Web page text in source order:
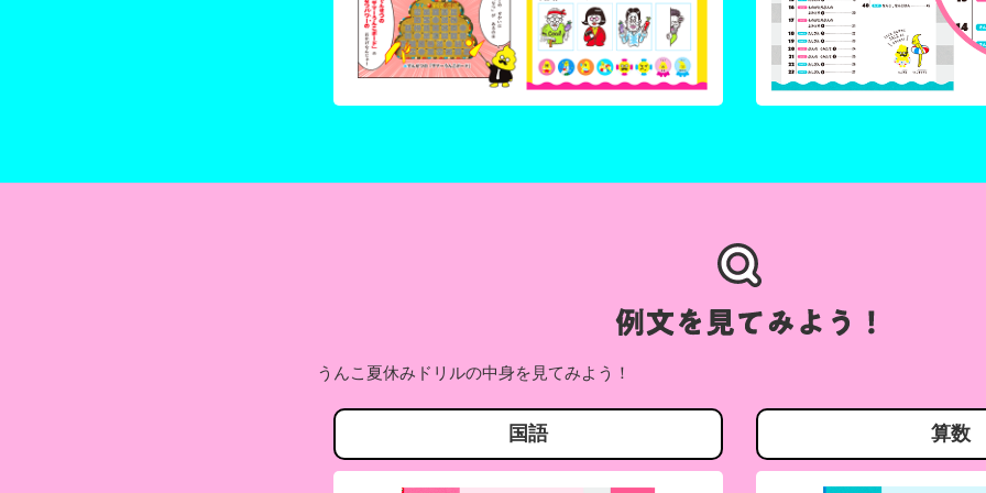
うんこ夏休みドリルの中身を見てみよう！
国語 算数